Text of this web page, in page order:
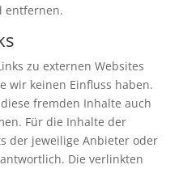
entfernen.
zu externen Websites
wir keinen Einfluss haben.
fremden Inhalte auch
Für die Inhalte der
der jeweilige Anbieter oder
Die verlinkten